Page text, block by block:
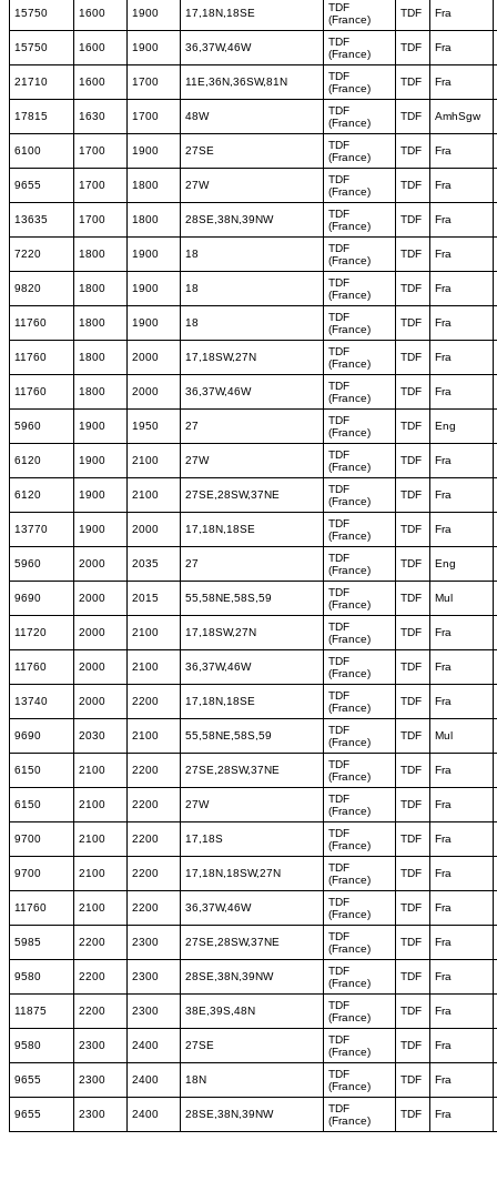
15750 1600 1900 17,18N,18SE
TDF
(France)
TDF Fra
15750 1600 1900 36,37W,46W
TDF
(France)
TDF Fra
21710 1600 1700 11E,36N,36SW,81N
TDF
(France)
TDF Fra
17815 1630 1700 48W
TDF
(France)
TDF AmhSgw
6100 1700 1900 27SE
TDF
(France)
TDF Fra
9655 1700 1800 27W
TDF
(France)
TDF Fra
13635 1700 1800 28SE,38N,39NW
TDF
(France)
TDF Fra
7220 1800 1900 18
TDF
(France)
TDF Fra
9820 1800 1900 18
TDF
(France)
TDF Fra
11760 1800 1900 18
TDF
(France)
TDF Fra
11760 1800 2000 17,18SW,27N
TDF
(France)
TDF Fra
11760 1800 2000 36,37W,46W
TDF
(France)
TDF Fra
5960 1900 1950 27
TDF
(France)
TDF Eng
6120 1900 2100 27W
TDF
(France)
TDF Fra
6120 1900 2100 27SE,28SW,37NE
TDF
(France)
TDF Fra
13770 1900 2000 17,18N,18SE
TDF
(France)
TDF Fra
5960 2000 2035 27
TDF
(France)
TDF Eng
9690 2000 2015 55,58NE,58S,59
TDF
(France)
TDF Mul
11720 2000 2100 17,18SW,27N
TDF
(France)
TDF Fra
11760 2000 2100 36,37W,46W
TDF
(France)
TDF Fra
13740 2000 2200 17,18N,18SE
TDF
(France)
TDF Fra
9690 2030 2100 55,58NE,58S,59
TDF
(France)
TDF Mul
6150 2100 2200 27SE,28SW,37NE
TDF
(France)
TDF Fra
6150 2100 2200 27W
TDF
(France)
TDF Fra
9700 2100 2200 17,18S
TDF
(France)
TDF Fra
9700 2100 2200 17,18N,18SW,27N
TDF
(France)
TDF Fra
11760 2100 2200 36,37W,46W
TDF
(France)
TDF Fra
5985 2200 2300 27SE,28SW,37NE
TDF
(France)
TDF Fra
9580 2200 2300 28SE,38N,39NW
TDF
(France)
TDF Fra
11875 2200 2300 38E,39S,48N
TDF
(France)
TDF Fra
9580 2300 2400 27SE
TDF
(France)
TDF Fra
9655 2300 2400 18N
TDF
(France)
TDF Fra
9655 2300 2400 28SE,38N,39NW
TDF
(France)
TDF Fra